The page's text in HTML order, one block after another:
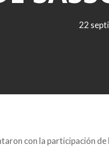
22
con la participación